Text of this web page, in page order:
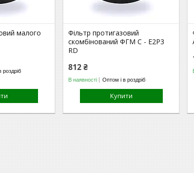
малого
роздріб
Фільтр протигазовий
скомбінований ФГМ С - E2P3
RD
812 ₴
В наявності Оптом і в роздріб
Купити